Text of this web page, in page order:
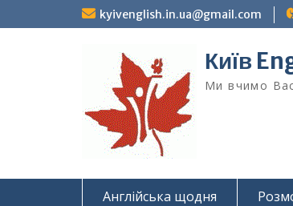
to
kyivenglish.in.ua@gmail.com
Київ
Ми вчимо Вас
Англійська щодня